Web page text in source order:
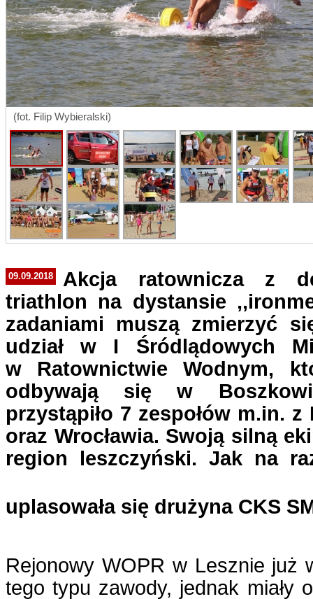
(fot. Filip Wybieralski)
09.09.2018
Akcja ratownicza z
triathlon na dystansie
zadaniami muszą zmierzyć
udział w I Śródlądowych
w Ratownictwie Wodnym,
odbywają się w
przystąpiło 7 zespołów m.in.
oraz Wrocławia. Swoją silną
region leszczyński. Jak na
uplasowała się drużyna CKS
Rejonowy WOPR w Lesznie już
tego typu zawody, jednak miały